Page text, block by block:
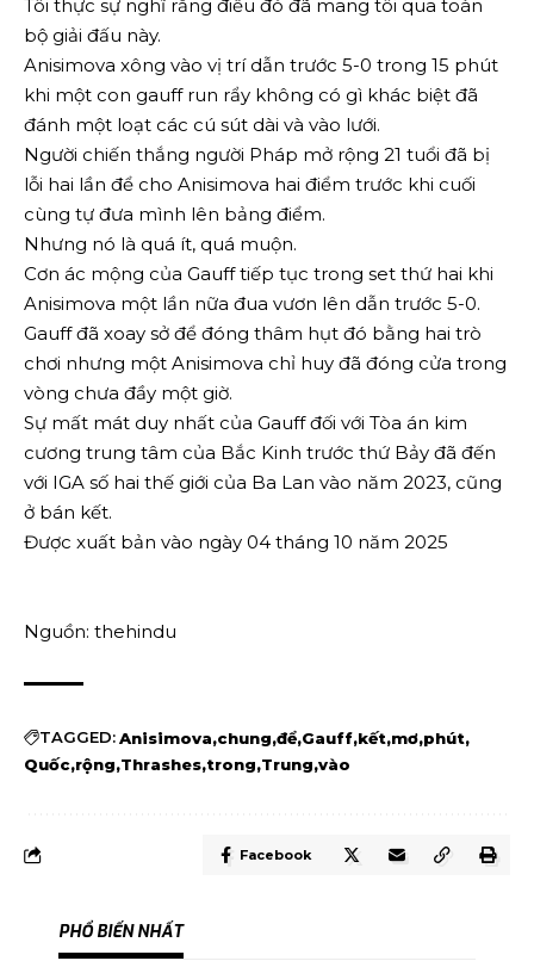
Tôi thực sự nghĩ rằng điều đó đã mang tôi qua toàn
bộ giải đấu này.
Anisimova xông vào vị trí dẫn trước 5-0 trong 15 phút
khi một con gauff run rẩy không có gì khác biệt đã
đánh một loạt các cú sút dài và vào lưới.
Người chiến thắng người Pháp mở rộng 21 tuổi đã bị
lỗi hai lần để cho Anisimova hai điểm trước khi cuối
cùng tự đưa mình lên bảng điểm.
Nhưng nó là quá ít, quá muộn.
Cơn ác mộng của Gauff tiếp tục trong set thứ hai khi
Anisimova một lần nữa đua vươn lên dẫn trước 5-0.
Gauff đã xoay sở để đóng thâm hụt đó bằng hai trò
chơi nhưng một Anisimova chỉ huy đã đóng cửa trong
vòng chưa đầy một giờ.
Sự mất mát duy nhất của Gauff đối với Tòa án kim
cương trung tâm của Bắc Kinh trước thứ Bảy đã đến
với IGA số hai thế giới của Ba Lan vào năm 2023, cũng
ở bán kết.
Được xuất bản vào ngày 04 tháng 10 năm 2025
Nguồn: thehindu
TAGGED:Anisimova chung để Gauff kết mơ phút
Quốc rộng Thrashes trong Trung vào
Facebook
PHỔ BIẾN NHẤT